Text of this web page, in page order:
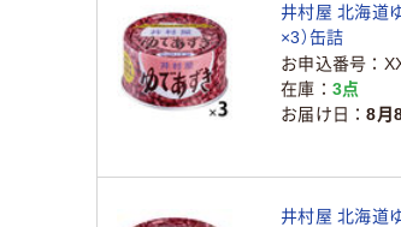
井村屋 北海道
×3）缶詰
お申込番号
在庫
3点
お届け日
8月8
井村屋 北海道